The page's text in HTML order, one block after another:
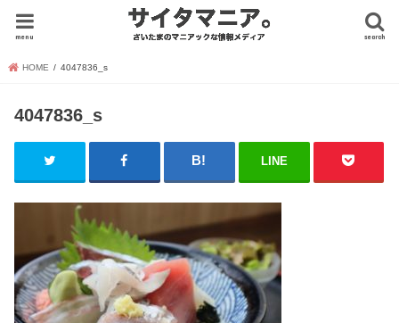
search
menu
HOME 4047836_s
4047836_s
LINE